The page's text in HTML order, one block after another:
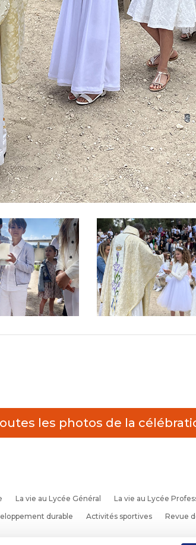
les photos de la
La vie au Lycée Général La vie au Lycée
durable
Activités sportives Revue